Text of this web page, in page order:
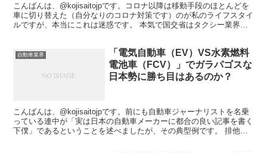
こんばんは、@kojisaitojpです。コロナ以降は移動手段のほとんどを
車に切り替えた（自分なりのコロナ対策です）のが私のライフスタイ
ルですが、本当にこれは迷惑です。 本気で国交省はタクシー業界と
自動車業界
「電気自動車（EV）VS水素燃料
電池車（FCV）」でガラパゴスな
日本勢に勝ち目はあるのか？
こんばんは、@kojisaitojpです。前にも自動車ジャーナリストを名乗
っている連中が「実は日本の自動車メーカーに都合の良い記事を書く
下僕」であるということを述べましたが、その典型例です。 排他的